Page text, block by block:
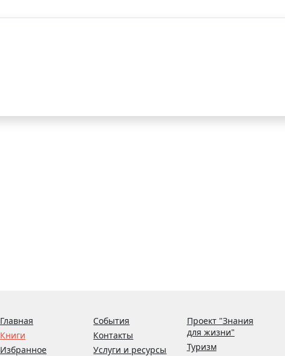
Главная
Книги
Избранное
События
Контакты
Услуги и ресурсы
Проект "Знания
для жизни"
Туризм